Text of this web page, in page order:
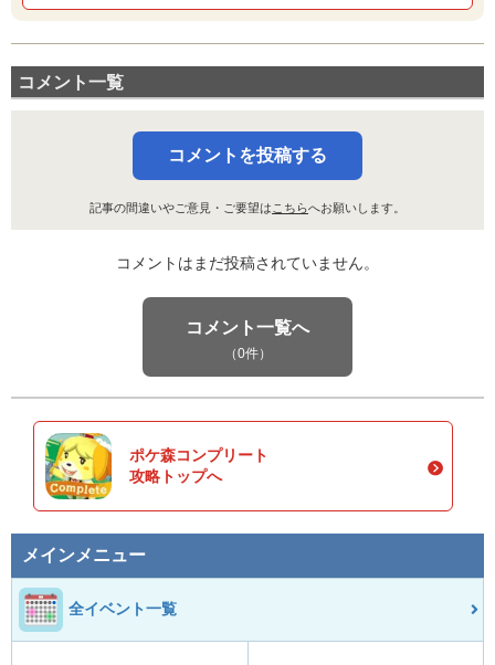
コメント一覧
コメントを投稿する
記事の間違いやご意見・ご要望は こちらへお願いします。
コメントはまだ投稿されていません。
コメント一覧へ
（0件）
ポケ森コンプリート
攻略トップへ
メインメニュー
全イベント一覧